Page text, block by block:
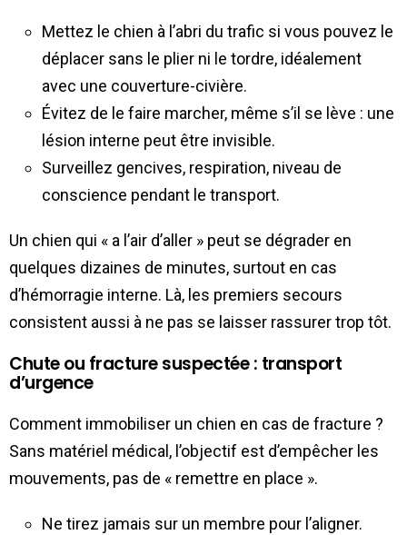
Mettez le chien à l’abri du trafic si vous pouvez le
déplacer sans le plier ni le tordre, idéalement
avec une couverture-civière.
Évitez de le faire marcher, même s’il se lève : une
lésion interne peut être invisible.
Surveillez gencives, respiration, niveau de
conscience pendant le transport.
Un chien qui « a l’air d’aller » peut se dégrader en
quelques dizaines de minutes, surtout en cas
d’hémorragie interne. Là, les premiers secours
consistent aussi à ne pas se laisser rassurer trop tôt.
Chute ou fracture suspectée : transport
d’urgence
Comment immobiliser un chien en cas de fracture ?
Sans matériel médical, l’objectif est d’empêcher les
mouvements, pas de « remettre en place ».
Ne tirez jamais sur un membre pour l’aligner.